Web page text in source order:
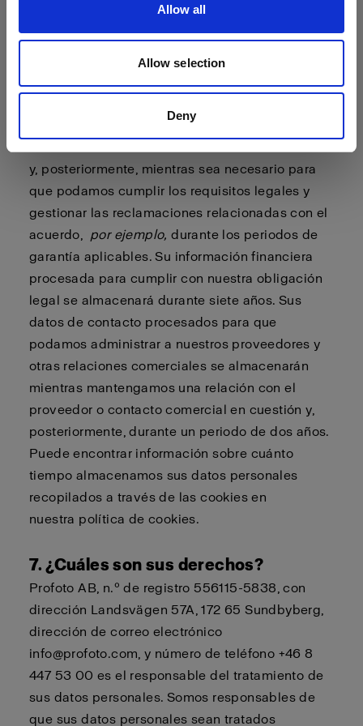
Allow all
Allow selection
Deny
tenga una cuenta de Profoto, y durante un
período de dos años a partir de entonces, a
menos que nos haya notificado que no desea
recibir ningún tipo de marketing por nuestra
que podamos cumplir los acuerdos suscritos con
y, posteriormente, mientras sea necesario para
que podamos cumplir los requisitos legales y
gestionar las reclamaciones relacionadas con el
acuerdo, por ejemplo, durante los periodos de
garantía aplicables. Su información financiera
procesada para cumplir con nuestra obligación
legal se almacenará durante siete años. Sus
datos de contacto procesados para que
podamos administrar a nuestros proveedores y
otras relaciones comerciales se almacenarán
mientras mantengamos una relación con el
proveedor o contacto comercial en cuestión y,
posteriormente, durante un periodo de dos años.
Puede encontrar información sobre cuánto
tiempo almacenamos sus datos personales
recopilados a través de las cookies en
nuestra política de cookies.
7. ¿Cuáles son sus derechos?
Profoto AB, n.º de registro 556115-5838, con
dirección Landsvägen 57A, 172 65 Sundbyberg,
dirección de correo electrónico
info@profoto.com, y número de teléfono +46 8
447 53 00 es el responsable del tratamiento de
sus datos personales. Somos responsables de
que sus datos personales sean tratados